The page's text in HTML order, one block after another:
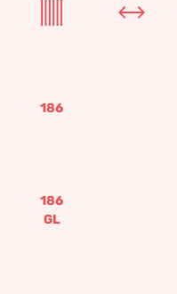
186
186
GL